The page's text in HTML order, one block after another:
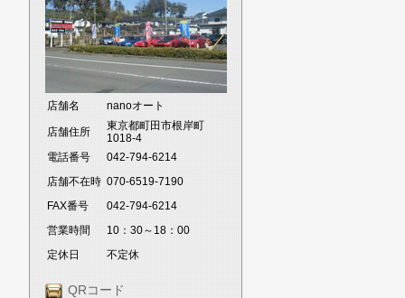
店舗名 nanoオート
店舗住所
東京都町田市根岸町
1018-4
電話番号
042-794-6214
店舗不在時 070-6519-7190
FAX番号
042-794-6214
営業時間
10：30～18：00
定休日
不定休
QRコード